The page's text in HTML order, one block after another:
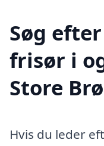
Søg
frisør i
Store
Hvis du leder